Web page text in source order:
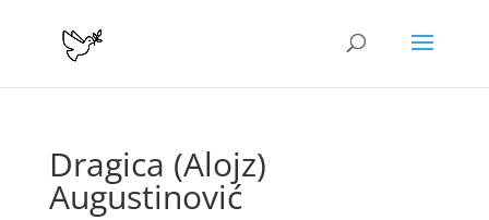
Dragica (Alojz)
Augustinović